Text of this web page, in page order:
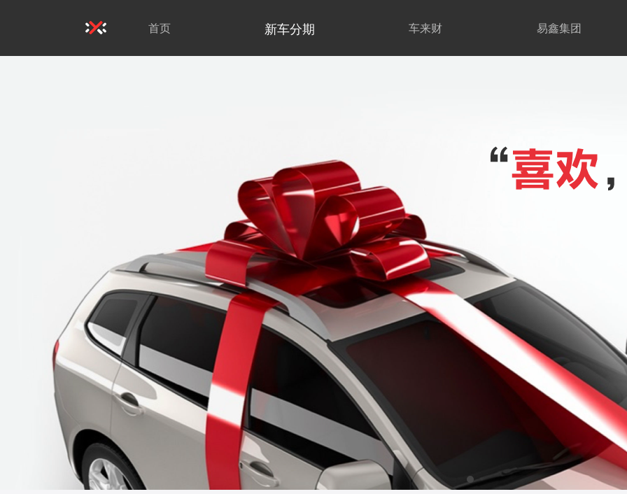
首页 新车分期 车来财 易鑫集团